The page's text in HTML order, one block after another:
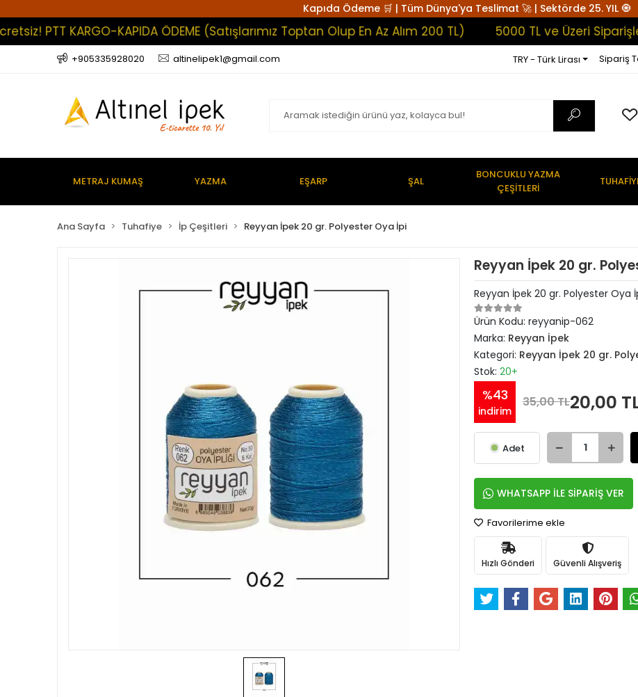
Kapıda Ödeme 🛒 | Tüm Dünya'ya Teslimat 🚀 | Sektörde 25. YIL 🧿
KARGO-KAPIDA ÖDEME (Satışlarımız Toptan Olup En Az Alım 200 TL) 5000 TL ve Üzeri Siparişlerde
+905335928020 altinelipek1@gmail.com TRY - Türk Lirası Sipariş
METRAJ KUMAŞ YAZMA EŞARP ŞAL
BONCUKLU YAZMA
ÇEŞİTLERİ
Ana Sayfa Tuhafiye İp Çeşitleri Reyyan İpek 20 gr. Polyester Oya İpi
Reyyan İpek 20 gr.
Reyyan İpek 20 gr. Polyester Oya
Ürün Kodu: reyyanip-062
Marka: Reyyan İpek
Kategori: Reyyan İpek 20 gr.
Stok: 20+
%43
indirim
35,00 TL20,00
Adet
WHATSAPP İLE SİPARİŞ VER
Favorilerime ekle
Hızlı Gönderi Güvenli Alışveriş